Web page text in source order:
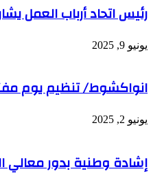
رئيس اتحاد أرباب العمل
يونيو 9, 2025
انواكشوط/ تنظيم يوم
يونيو 2, 2025
إشادة وطنية بدور معالي